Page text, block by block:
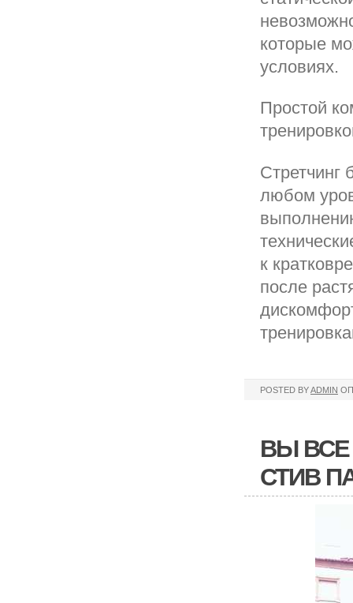
которые
условиях.
Простой
Стретчинг
любом
к
после
POSTED BYADMIN
ВЫ
СТИВ